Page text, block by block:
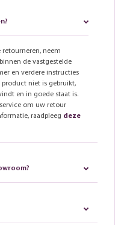
retourneren, neem
de vastgestelde
en verdere instructies
niet is gebruikt,
en in goede staat is.
om uw retour
raadpleeg deze